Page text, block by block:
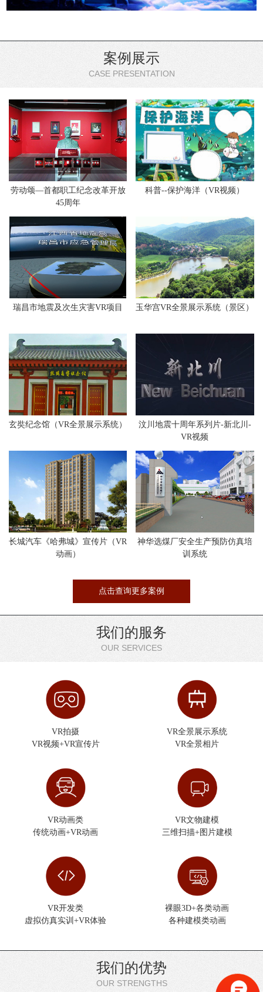
案例展示
CASE PRESENTATION
劳动颂—首都职工纪念改革开放
45周年
科普--保护海洋（VR视频）
瑞昌市地震及次生灾害VR项目 玉华宫VR全景展示系统（景区）
玄奘纪念馆（VR全景展示系统）
汶川地震十周年系列片-新北川-
VR视频
长城汽车《哈弗城》宣传片（VR
动画）
神华选煤厂安全生产预防仿真培
训系统
点击查询更多案例
我们的服务
OUR SERVICES
VR拍摄
VR视频+VR宣传片
VR全景展示系统
VR全景相片
VR动画类
传统动画+VR动画
VR文物建模
三维扫描+图片建模
VR开发类
虚拟仿真实训+VR体验
裸眼3D+各类动画
各种建模类动画
我们的优势
OUR STRENGTHS